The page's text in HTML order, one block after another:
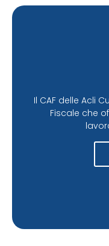
Il CAF delle Acli
Fiscale che